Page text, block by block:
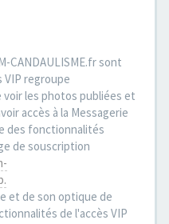
CANDAULISME.fr sont
VIP regroupe
les photos publiées et
accès à la Messagerie
des fonctionnalités
de souscription
et de son optique de
de l'accès VIP